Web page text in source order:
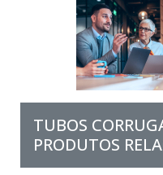
TUBOS
PRODUTOS